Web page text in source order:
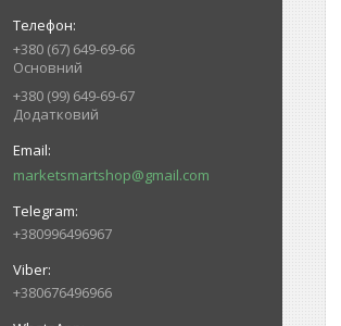
+380 (67) 649-69-66
Основний
+380 (99) 649-69-67
Додатковий
marketsmartshop@gmail.com
+380996496967
+380676496966